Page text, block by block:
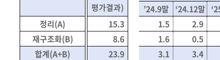
평가결과)
’24.9말
‘24.12말
정리(A)
15.3 1.5
2.9
재구조화(B)
8.6 1.6
0.5
합계(A+B)
23.9 3.1 3.4